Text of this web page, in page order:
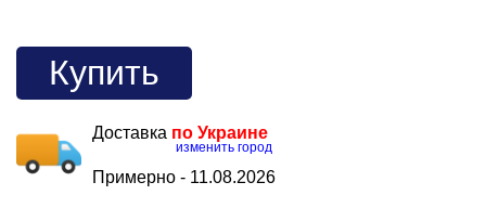
Купить
Доставка по Украине
изменить город
Примерно - 11.08.2026